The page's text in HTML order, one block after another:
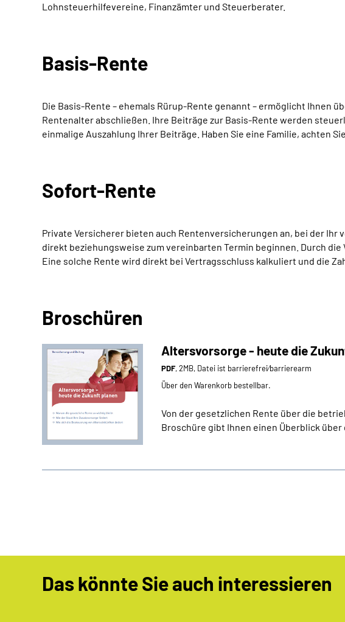
Lohnsteuerhilfevereine, Finanzämter und Steuerberater.
Basis-Rente
Die Basis-Rente – ehemals Rürup-Rente genannt – ermöglicht Ihnen
Rentenalter abschließen. Ihre Beiträge zur Basis-Rente werden
einmalige Auszahlung Ihrer Beiträge. Haben Sie eine Familie, achten
Sofort-Rente
Private Versicherer bieten auch Rentenversicherungen an, bei der
direkt beziehungsweise zum vereinbarten Termin beginnen. Durch
Eine solche Rente wird direkt bei Vertragsschluss kalkuliert und die
Broschüren
Altersvorsorge - heute die
PDF, 2MB, Datei ist barrierefrei⁄barrierearm
Über den Warenkorb bestellbar.
Von der gesetzlichen Rente über die
Broschüre gibt Ihnen einen Überblick
Das könnte Sie auch interessieren